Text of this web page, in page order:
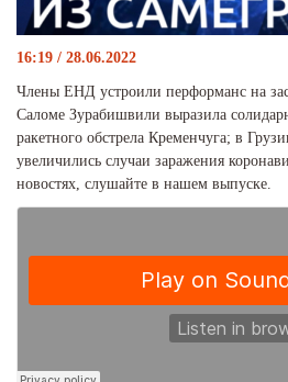
16:19 / 28.06.2022
Члены ЕНД устроили перформанс на
Саломе Зурабишвили выразила
ракетного обстрела Кременчуга; в
увеличились случаи заражения
новостях, слушайте в нашем выпуске.